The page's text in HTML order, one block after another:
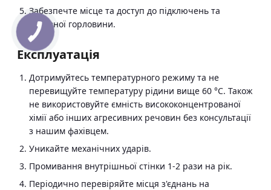
Забезпечте місце та доступ до підключень та
основної горловини.
Експлуатація
Дотримуйтесь температурного режиму та не
перевищуйте температуру рідини вище 60 °C. Також
не використовуйте ємність висококонцентрованої
хімії або інших агресивних речовин без консультації
з нашим фахівцем.
Уникайте механічних ударів.
Промивання внутрішньої стінки 1-2 рази на рік.
Періодично перевіряйте місця з'єднань на